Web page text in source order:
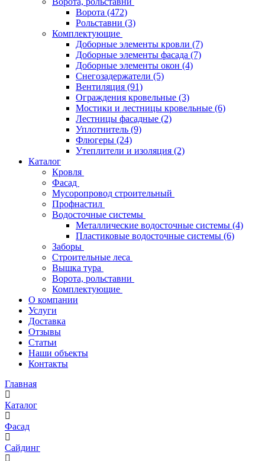
Ворота (472)
Рольставни (3)
Комплектующие
Доборные элементы кровли (7)
Доборные элементы фасада (7)
Доборные элементы окон (4)
Снегозадержатели (5)
Вентиляция (91)
Ограждения кровельные (3)
Мостики и лестницы кровельные (6)
Лестницы фасадные (2)
Уплотнитель (9)
Флюгеры (24)
Утеплители и изоляция (2)
Каталог
Кровля
Фасад
Мусоропровод строительный
Профнастил
Водосточные системы
Металлические водосточные системы (4)
Пластиковые водосточные системы (6)
Заборы
Строительные леса
Вышка тура
Ворота, рольставни
Комплектующие
О компании
Услуги
Доставка
Отзывы
Статьи
Наши объекты
Контакты
Главная
Каталог
Фасад
Сайдинг